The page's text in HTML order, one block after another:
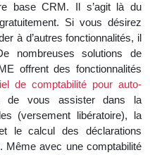
base CRM. Il s’agit là du
Si vous désirez
à d’autres fonctionnalités, il
nombreuses solutions de
offrent des fonctionnalités
de comptabilité pour auto-
de vous assister dans la
(versement libératoire), la
le calcul des déclarations
Même avec une comptabilité